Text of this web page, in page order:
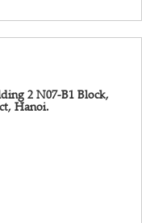
2 N07-B1 Block,
Hanoi.